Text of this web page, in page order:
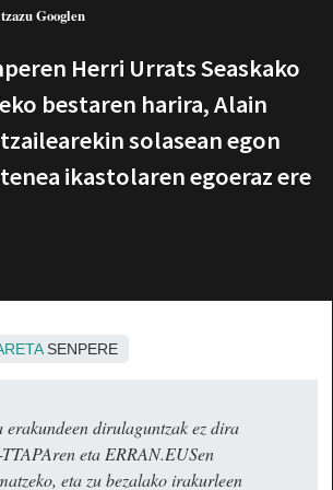
Googlen
Herri Urrats Seaskako
bestaren harira, Alain
solasean egon
ikastolaren egoeraz ere
SENPERE
erakundeen dirulaguntzak ez dira
eta ERRAN.EUSen
eta zu bezalako irakurleen